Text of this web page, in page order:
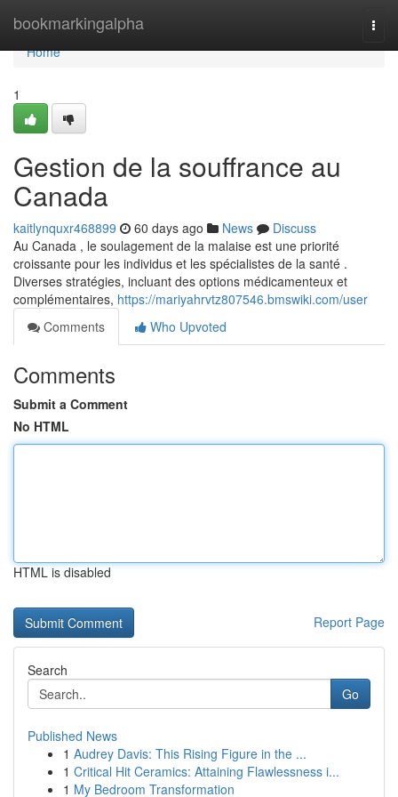
bookmarkingalpha
Home
Home
1
Gestion de la souffrance au
Canada
kaitlynquxr468899 60 days ago News
Discuss
Au Canada , le soulagement de la malaise est une priorité
croissante pour les individus et les spécialistes de la santé .
Diverses stratégies, incluant des options médicamenteux et
complémentaires, https://mariyahrvtz807546.bmswiki.com/user
Comments
Who Upvoted
Comments
Submit a Comment
No HTML
HTML is disabled
Report Page
Search
Go
Published News
1 Audrey Davis: This Rising Figure in the ...
1 Critical Hit Ceramics: Attaining Flawlessness i...
1 My Bedroom Transformation